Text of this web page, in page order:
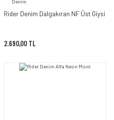
Rider Denim Dalgakıran NF Üst Giysi
2.690,00 TL